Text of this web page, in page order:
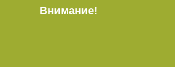
Внимание!